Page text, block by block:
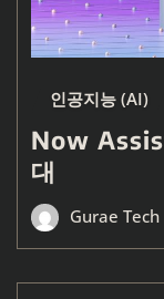
인공지능 (AI)
Now
대
Gurae Tech